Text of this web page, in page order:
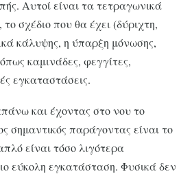
Αυτοί είναι τα τετραγωνικά
σχέδιο που θα έχει (δύριχτη,
κάλυψης, η ύπαρξη μόνωσης,
καμινάδες, φεγγίτες,
εγκαταστάσεις.
και έχοντας στο νου το
σημαντικός παράγοντας είναι το
είναι τόσο λιγότερα
εύκολη εγκατάσταση. Φυσικά δεν